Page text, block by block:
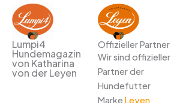
Lumpi4
Hundemagazin
von Katharina
von der Leyen
Offizieller Partner
Wir sind offizieller
Partner der
Hundefutter
Marke Leyen